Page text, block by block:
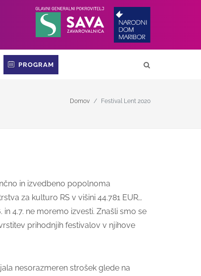
PROGRAM
Domov Festival Lent 2020
in izvedbeno popolnoma
za kulturo RS v višini 44.781 EUR,,
4.7. ne moremo izvesti. Znašli smo se
prihodnjih festivalov v njihove
nesorazmeren strošek glede na